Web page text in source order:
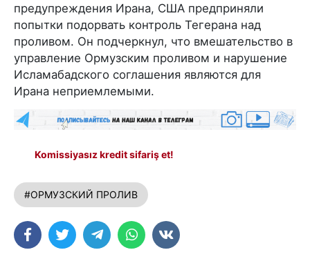
предупреждения Ирана, США предприняли
попытки подорвать контроль Тегерана над
проливом. Он подчеркнул, что вмешательство в
управление Ормузским проливом и нарушение
Исламабадского соглашения являются для
Ирана неприемлемыми.
Komissiyasız kredit sifariş et!
#ОРМУЗСКИЙ ПРОЛИВ